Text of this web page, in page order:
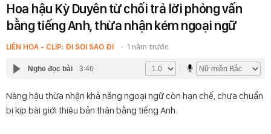
Hoa hậu Kỳ Duyên từ chối trả lời phỏng vấn
bằng tiếng Anh, thừa nhận kém ngoại ngữ
LIÊN HOA - CLIP: ĐI SOI SAO ĐI 1 năm trước
Nghe đọc bài 3:46
Nàng hậu thừa nhận khả năng ngoại ngữ còn hạn chế, chưa chuẩn
bị kịp bài giới thiệu bản thân bằng tiếng Anh.